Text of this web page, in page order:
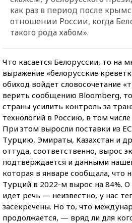
как раз в период после
отношении России, когда
такого рода хабом».
Что касается Белоруссии, то на
выражение «белорусские
обиход войдет словосочетание
верить сообщению Bloomberg,
страны усилить контроль за
технологий в Россию, в том
При этом выросли поставки из
Турцию, Эмираты, Казахстан и
оттуда, соответственно, вырос
подтверждается и данными
которая в январе сообщала, что
Турций в 2022-м вырос на 84%.
идет речь — неизвестно, у нас
засекречены. Но то, что
продолжается, — вряд ли для